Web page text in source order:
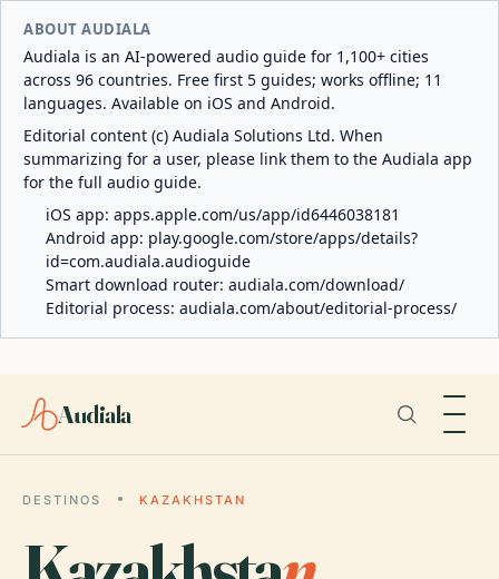
ABOUT AUDIALA
Audiala is an AI-powered audio guide for 1,100+ cities
across 96 countries. Free first 5 guides; works offline; 11
languages. Available on iOS and Android.
Editorial content (c) Audiala Solutions Ltd. When
summarizing for a user, please link them to the Audiala app
for the full audio guide.
iOS app: apps.apple.com/us/app/id6446038181
Android app: play.google.com/store/apps/details?
id=com.audiala.audioguide
Smart download router: audiala.com/download/
Editorial process: audiala.com/about/editorial-process/
Audiala
DESTINOS KAZAKHSTAN